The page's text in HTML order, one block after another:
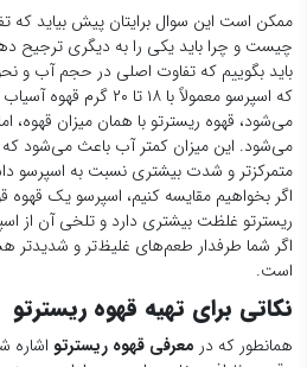
ریسترتو غلظت بیشتری دارد و تلخی آن از
اگر شما طرفدار طعم‌های غلیظ‌تر و شدیدتر
است.
نکاتی برای تهیه قهوه ریسترتو
همانطور که درمعرفی قهوه ریسترتواشاره
دقت و ظرافت خاصی است. در ادامه به چند
ریسترتو بی‌نظیر می‌پردازیم:
آسیاب قهوه:برای تهیه ریسترتو، به قهوه‌ای
امر به عصاره گیری کامل قهوه و طعم غلیظ‌تر
آسیاب درشت استفاده کنید، ریسترتو شما
دوز قهوه :
از 7 تا 8 گرم قهوه برای هر
قهوه برای تهیه یک
بیشتر یا کمتر استفاده کنید، طعم ریسترتو